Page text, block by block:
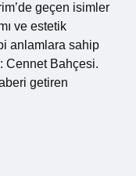
geçen isimler
ve estetik
anlamlara sahip
Cennet Bahçesi.
getiren